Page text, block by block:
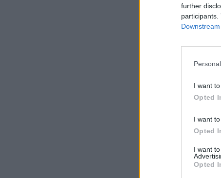
further
I want
Opted
I want
Opted
I want
Opted